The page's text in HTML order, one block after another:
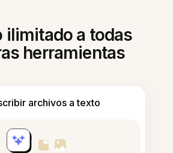
ilimitado a todas
herramientas
archivos a texto